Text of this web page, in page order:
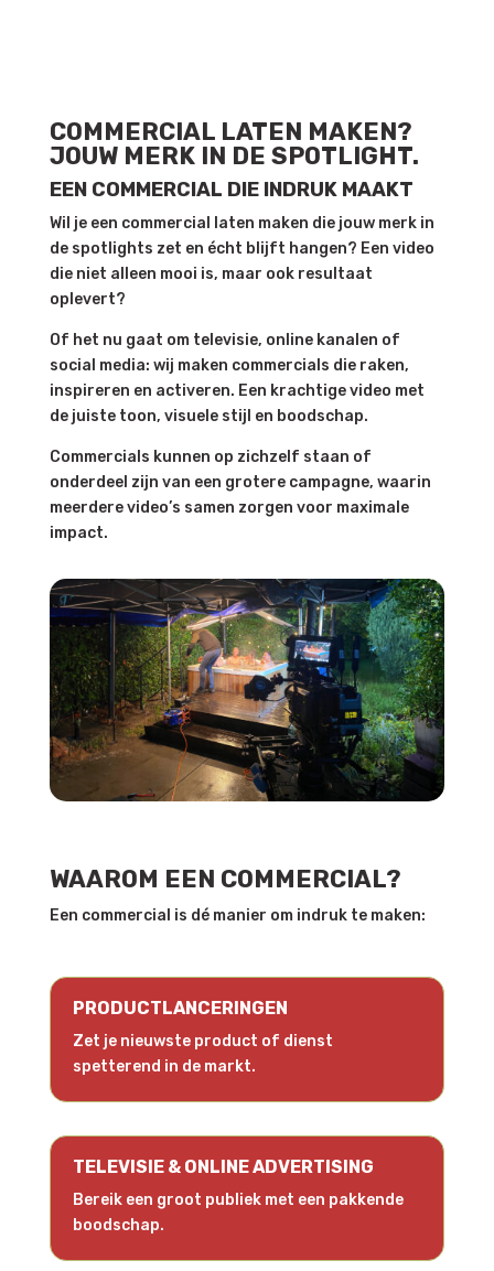
COMMERCIAL LATEN MAKEN?
JOUW MERK IN DE SPOTLIGHT.
EEN COMMERCIAL DIE INDRUK MAAKT
Wil je een commercial laten maken die jouw merk in
de spotlights zet en écht blijft hangen? Een video
die niet alleen mooi is, maar ook resultaat
oplevert?
Of het nu gaat om televisie, online kanalen of
social media: wij maken commercials die raken,
inspireren en activeren. Een krachtige video met
de juiste toon, visuele stijl en boodschap.
Commercials kunnen op zichzelf staan of
onderdeel zijn van een grotere campagne, waarin
meerdere video’s samen zorgen voor maximale
impact.
WAAROM EEN COMMERCIAL?
Een commercial is dé manier om indruk te maken:
PRODUCTLANCERINGEN
Zet je nieuwste product of dienst
spetterend in de markt.
TELEVISIE & ONLINE ADVERTISING
Bereik een groot publiek met een pakkende
boodschap.